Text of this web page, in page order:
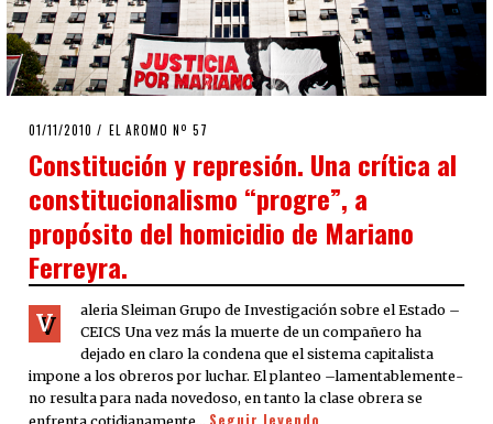
POSTED
01/11/2010 08/08/2020
EL AROMO Nº 57
Constitución y represión. Una crítica al
constitucionalismo “progre”, a
propósito del homicidio de Mariano
Ferreyra.
V
aleria Sleiman Grupo de Investigación sobre el Estado –
CEICS Una vez más la muerte de un compañero ha
dejado en claro la condena que el sistema capitalista
impone a los obreros por luchar. El planteo –lamentablemente-
no resulta para nada novedoso, en tanto la clase obrera se